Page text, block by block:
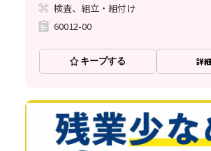
検査、組立・組付け
60012-00
キープする 詳